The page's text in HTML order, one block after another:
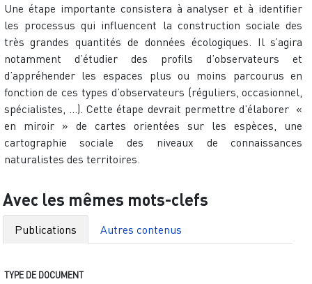
Une étape importante consistera à analyser et à identifier
les processus qui influencent la construction sociale des
très grandes quantités de données écologiques. Il s’agira
notamment d’étudier des profils d’observateurs et
d’appréhender les espaces plus ou moins parcourus en
fonction de ces types d’observateurs (réguliers, occasionnel,
spécialistes, …). Cette étape devrait permettre d’élaborer «
en miroir » de cartes orientées sur les espèces, une
cartographie sociale des niveaux de connaissances
naturalistes des territoires.
Avec les mêmes mots-clefs
Publications Autres contenus
TYPE DE DOCUMENT